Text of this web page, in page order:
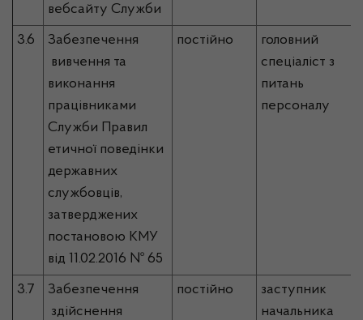
вебсайту Служби
3.6
Забезпечення
вивчення та
виконання
працівниками
Служби Правил
етичної поведінки
державних
службовців,
затверджених
постановою КМУ
від 11.02.2016 № 65
постійно
головний
спеціаліст з
питань
персоналу
3.7
Забезпечення
здійснення
постійно
заступник
начальника